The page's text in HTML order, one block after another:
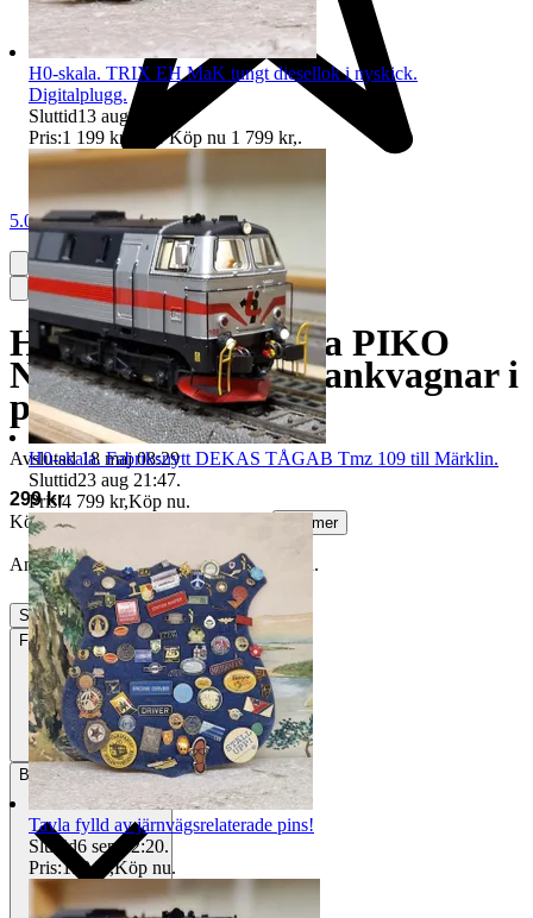
5.0
H0-skala. 2st snygga PIKO
NS/DB epok II/III tankvagnar i
perfekt nyskick.
Avslutad 18 maj 08:29
299 kr
Köparskydd är valfritt hos företag.
Läs mer
Annonsen är avslutad. Såld med Köp nu.
Slutade18 maj 08:29
FraktFrån 49 kr
BetalningVia Tradera
H0-skala. TRIX EH MaK tungt diesellok i nyskick.
Digitalplugg.
Sluttid13 aug 21:20
Pris:1 199 kr Eller Köp nu 1 799 kr,.
H0-skala. Fabriksnytt DEKAS TÅGAB Tmz 109 till Märklin.
Sluttid23 aug 21:47.
Pris:4 799 kr,Köp nu.
Tavla fylld av järnvägsrelaterade pins!
Sluttid6 sep 22:20.
Pris:199 kr ,Köp nu.